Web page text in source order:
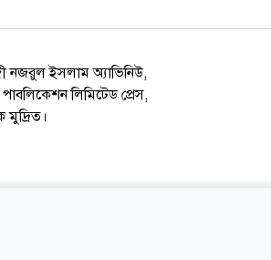
নজরুল ইসলাম অ্যাভিনিউ,
লিমিটেড প্রেস,